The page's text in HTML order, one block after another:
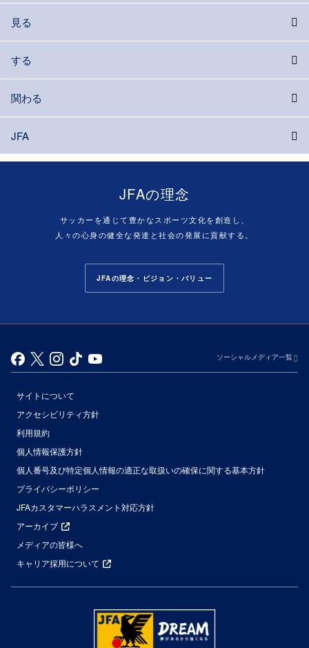
見る
する
関わる
JFA
JFAの理念
サッカーを通じて豊かなスポーツ文化を創造し、
人々の心身の健全な発達と社会の発展に貢献する。
JFAの理念・ビジョン・バリュー
ソーシャルメディア一覧
サイトについて
アクセシビリティ方針
利用規約
個人情報保護方針
個人番号及び特定個人情報の適正な取扱いの確保に関する基本方針
プライバシーポリシー
JFAカスタマーハラスメント対応方針
アーカイブ
メディアの皆様へ
キャリア採用について